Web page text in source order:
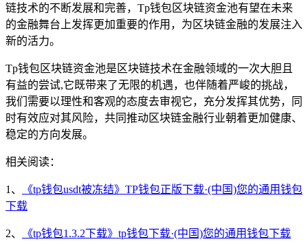
链技术的不断发展和完善，Tp钱包区块链资金池有望在未来
的金融舞台上发挥更加重要的作用，为区块链金融的发展注入
新的活力。
Tp钱包区块链资金池是区块链技术在金融领域的一次大胆且
有益的尝试,它既带来了无限的机遇，也伴随着严峻的挑战，
我们需要以理性和客观的态度去审视它，充分发挥其优势，同
时有效应对其风险，共同推动区块链金融行业朝着更加健康、
稳定的方向发展。
相关阅读：
1、
《tp钱包usdt被冻结》TP钱包正版下载·(中国)您的通用钱包
下载
2、 《tp钱包1.3.2下载》tp钱包下载·(中国)您的通用钱包下载